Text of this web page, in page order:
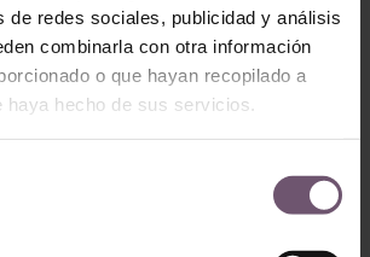
de redes sociales, publicidad y análisis
combinarla con otra información
o que hayan recopilado a
haya hecho de sus servicios.